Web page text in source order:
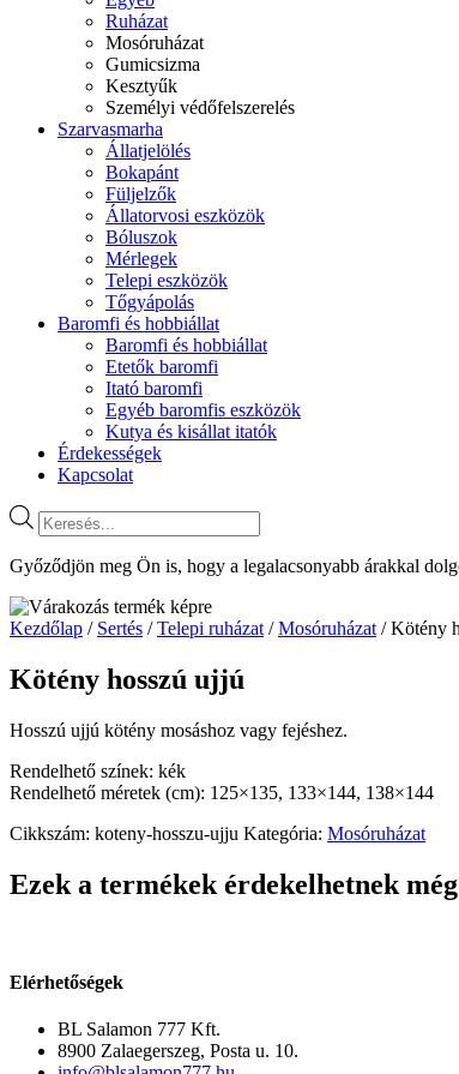
Ruházat
Mosóruházat
Gumicsizma
Kesztyűk
Személyi védőfelszerelés
Szarvasmarha
Állatjelölés
Bokapánt
Füljelzők
Állatorvosi eszközök
Bóluszok
Mérlegek
Telepi eszközök
Tőgyápolás
Baromfi és hobbiállat
Baromfi és hobbiállat
Etetők baromfi
Itató baromfi
Egyéb baromfis eszközök
Kutya és kisállat itatók
Érdekességek
Kapcsolat
Products
search
Győződjön meg Ön is, hogy a legalacsonyabb árakkal
Kezdőlap / Sertés /Telepi ruházat /Mosóruházat / Kötény
Kötény hosszú ujjú
Hosszú ujjú kötény mosáshoz vagy fejéshez.
Rendelhető színek: kék
Rendelhető méretek (cm): 125×135, 133×144, 138×144
Cikkszám: koteny-hosszu-ujju Kategória: Mosóruházat
Ezek a termékek érdekelhetnek
Elérhetőségek
BL Salamon 777 Kft.
8900 Zalaegerszeg, Posta u. 10.